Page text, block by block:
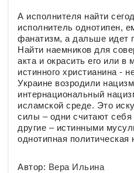
А исполнителя найти
исполнитель однотипен,
фанатизм, а дальше идет
Найти наемников для
акта и окрасить его или в
истинного христианина -
Украине возродили
интернациональный
исламской среде. Это
силы – одни считают
другие – истинными
однотипная
Автор: Вера Ильина